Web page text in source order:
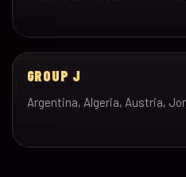
GROUP J
Argentina, Algeria, Austria,